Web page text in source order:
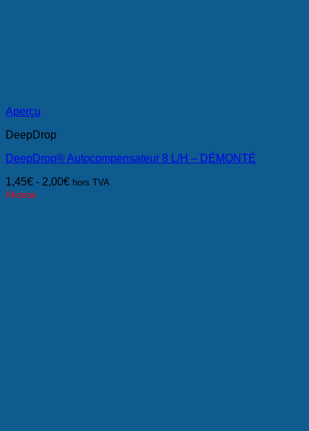
Aperçu
DeepDrop
DeepDrop® Autocompensateur 8 L/H – DÉMONTÉ
1,45€ - 2,00€ hors TVA
Ahorras